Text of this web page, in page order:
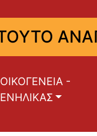
ΟΙΚΟΓΕΝΕΙΑ -
ΕΝΗΛΙΚΑΣ